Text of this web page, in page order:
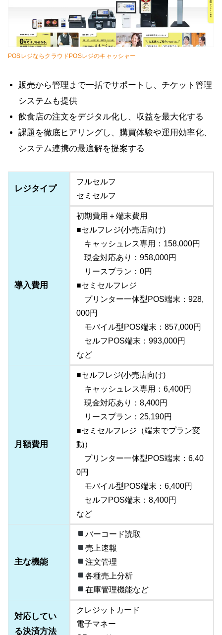
POSレジならクラウドPOSレジのキャッシャー
販売から管理まで一括でサポートし、チケット管理
システムも提供
飲食店の注文をデジタル化し、収益を最大化する
課題を徹底ヒアリングし、購買体験や運用効率化、
システム連携の最適解を提案する
レジタイプ
フルセルフ
セミセルフ
導入費用
初期費用＋端末費用
■セルフレジ(小売店向け)
キャッシュレス専用：158,000円
現金対応あり：958,000円
リースプラン：0円
■セミセルフレジ
プリンター一体型POS端末：928,
000円
モバイル型POS端末：857,000円
セルフPOS端末：993,000円
など
月額費用
■セルフレジ(小売店向け)
キャッシュレス専用：6,400円
現金対応あり：8,400円
リースプラン：25,190円
■セミセルフレジ（端末でプラン変
動）
プリンター一体型POS端末：6,40
0円
モバイル型POS端末：6,400円
セルフPOS端末：8,400円
など
主な機能
バーコード読取
売上速報
注文管理
各種売上分析
在庫管理機能など
対応してい
る決済方法
クレジットカード
電子マネー